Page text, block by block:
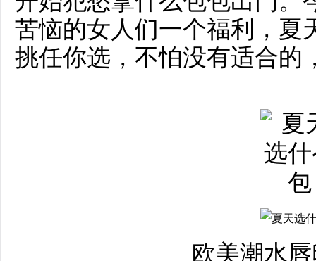
苦恼的女人们一个福利，夏
挑任你选，不怕没有适合的
欧美潮水